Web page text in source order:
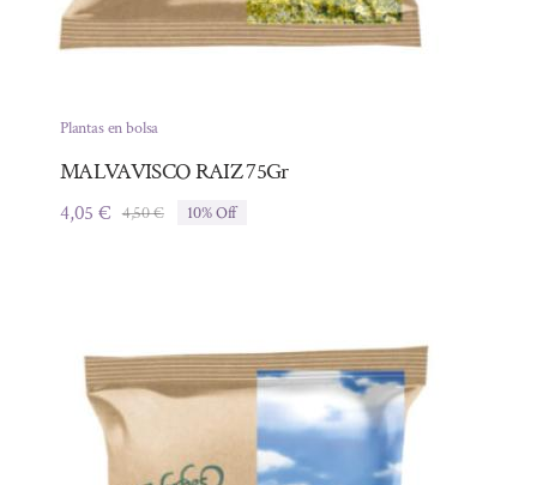
Plantas en bolsa
MALVAVISCO RAIZ 75Gr
4,50€El
4,05€
El
10% Off